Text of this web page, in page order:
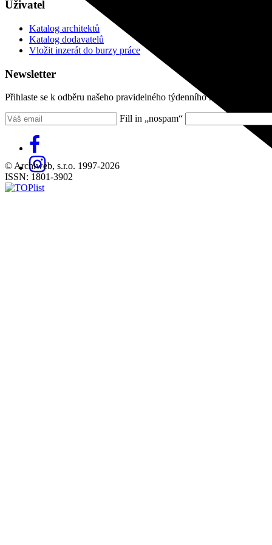
Uživatel
Katalog architektů
Katalog dodavatelů
Vložit inzerát do burzy práce
Newsletter
Přihlaste se k odběru našeho pravidelného týdenního newsletteru:
Fill in „nospam“
© Archiweb, s.r.o. 1997-2026
ISSN: 1801-3902